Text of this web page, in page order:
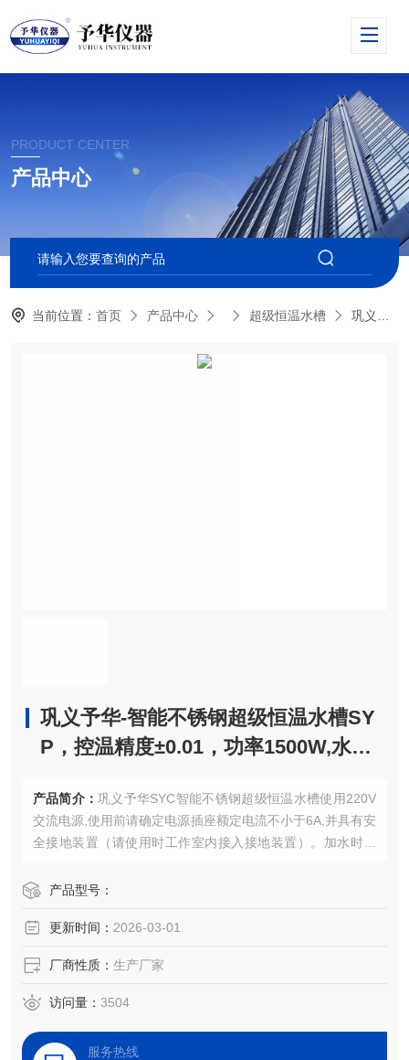
PRODUCT CENTER
产品中心
当前位置：首页 产品中心 超级恒温水槽 巩义予华-智能不锈钢超级恒温水槽SYP，控温精度±0.01，功率1500W,水浴容量30L
巩义予华-智能不锈钢超级恒温水槽SY
P，控温精度±0.01，功率1500W,水浴
产品简介： 巩义予华SYC智能不锈钢超级恒温水槽使用220V
交流电源,使用前请确定电源插座额定电流不小于6A,并具有安
全接地装置（请使用时工作室内接入接地装置）。加水时请
蒸馏水,切勿使用井水、河水、泉水等硬水,以防加热管爆裂及
控温精度±0.01，功率1500W,水浴容量30L
产品型号：
更新时间： 2026-03-01
厂商性质： 生产厂家
访问量： 3504
服务热线